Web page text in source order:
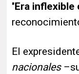
" Era inflexible
El
nacionales